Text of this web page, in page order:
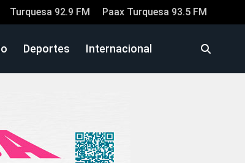
Turquesa 92.9 FM Paax Turquesa 93.5 FM
Deportes Internacional